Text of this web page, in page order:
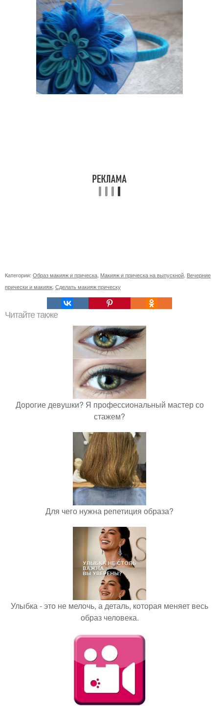
Категории: Образ макияж и прическа Макияж и прическа на выпускной Вечерние
прически и макияж Сделать макияж прическу
Читайте также
Дорогие девушки? Я профессиональный мастер со
стажем?
Для чего нужна репетиция образа?
Улыбка - это не мелочь, а деталь, которая меняет весь
образ человека.